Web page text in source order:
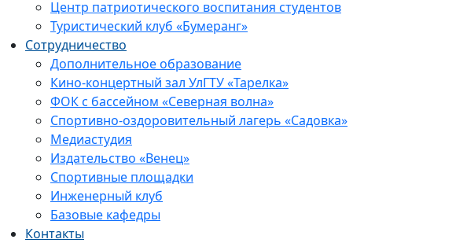
Центр патриотического воспитания студентов
Туристический клуб «Бумеранг»
Сотрудничество
Дополнительное образование
Кино-концертный зал УлГТУ «Тарелка»
ФОК с бассейном «Северная волна»
Спортивно-оздоровительный лагерь «Садовка»
Медиастудия
Издательство «Венец»
Спортивные площадки
Инженерный клуб
Базовые кафедры
Контакты